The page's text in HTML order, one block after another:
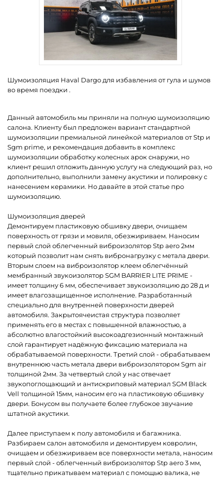
Шумоизоляция Haval Dargo для избавления от гула и шумов
во время поездки .
Данный автомобиль мы приняли на полную шумоизоляцию
салона. Клиенту был предложен вариант стандартной
шумоизоляции премиальной линейкой материалов от Stp и
Sgm prime, и рекомендация добавить в комплекс
шумоизоляции обработку колесных арок снаружи, но
клиент решил отложить данную услугу на следующий раз, но
дополнительно, выполнили замену акустики и полировку с
нанесением керамики. Но давайте в этой статье про
шумоизоляцию.
Шумоизоляция дверей
Демонтируем пластиковую обшивку двери, очищаем
поверхность от грязи и мовиля, обезжириваем. Наносим
первый слой облегченный виброизолятор Stp aero 2мм
который позволит нам снять вибронагрузку с метала двери.
Вторым слоем на виброизолятор клеем облегчённый
мембранный звукоизолятор SGM BARRIER LITE PRIME -
имеет толщину 6 мм, обеспечивает звукоизоляцию до 28 д и
имеет влагозащищенное исполнение. Разработанный
специально для внутренней поверхности дверей
автомобиля. Закрытоячеистая структура позволяет
применять его в местах с повышенной влажностью, а
абсолютно влагостойкий высокоадгезионный монтажный
слой гарантирует надёжную фиксацию материала на
обрабатываемой поверхности. Третий слой - обрабатываем
внутреннюю часть метала двери виброизолятором Sgm air
толщиной 2мм. За четвертый слой у нас отвечает
звукопоглощающий и антискриповый материал SGM Black
Vell толщиной 15мм, наносим его на пластиковую обшивку
двери. Бонусом вы получаете более глубокое звучание
штатной акустики.
Далее приступаем к полу автомобиля и багажника.
Разбираем салон автомобиля и демонтируем ковролин,
очищаем и обезжириваем все поверхности метала, наносим
первый слой - облегченный виброизолятор Stp aero 3 мм,
тщательно прикатываем материал с помощью валика, не